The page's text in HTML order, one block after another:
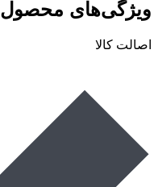
ایزدین
رنگ
ویژگی‌های محصول
اصالت کالا